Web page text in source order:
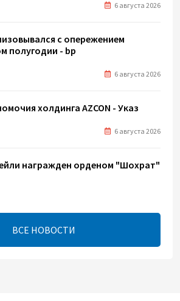
6 августа 2026
с опережением
полугодии - bp
6 августа 2026
холдинга AZCON - Указ
6 августа 2026
награжден орденом "Шохрат"
солнечной
"Шафаг"
ВСЕ НОВОСТИ